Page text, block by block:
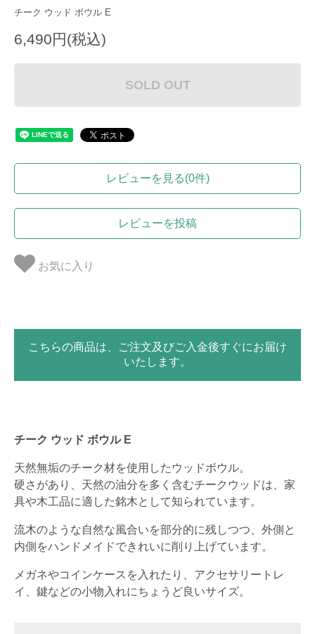
チーク ウッド ボウル E
6,490円(税込)
SOLD OUT
レビューを見る(0件)
レビューを投稿
お気に入り
こちらの商品は、ご注文及びご入金後すぐにお届け
いたします。
チーク ウッド ボウル E
天然無垢のチーク材を使用したウッドボウル。
硬さがあり、天然の油分を多く含むチークウッドは、家
具や木工品に適した銘木として知られています。
流木のような自然な風合いを部分的に残しつつ、外側と
内側をハンドメイドできれいに削り上げています。
メガネやコインケースを入れたり、アクセサリートレ
イ、鍵などの小物入れにちょうど良いサイズ。